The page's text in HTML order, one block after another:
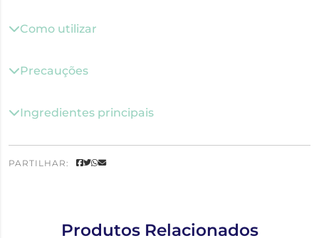
Como utilizar
Precauções
Ingredientes principais
PARTILHAR:
Produtos Relacionados